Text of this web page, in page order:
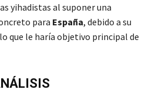
yihadistas al suponer una
para España, debido a su
que le haría objetivo principal de